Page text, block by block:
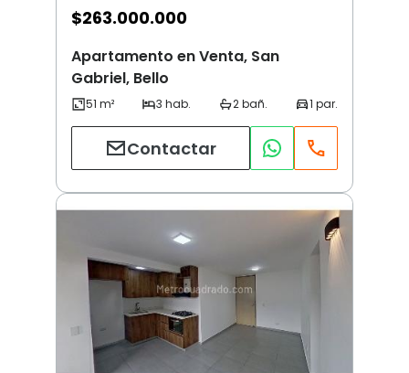
$263.000.000
Apartamento en Venta, San
Gabriel, Bello
Contactar